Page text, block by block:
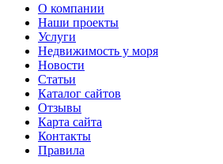
О компании
Наши проекты
Услуги
Недвижимость у моря
Новости
Статьи
Каталог сайтов
Отзывы
Карта сайта
Контакты
Правила